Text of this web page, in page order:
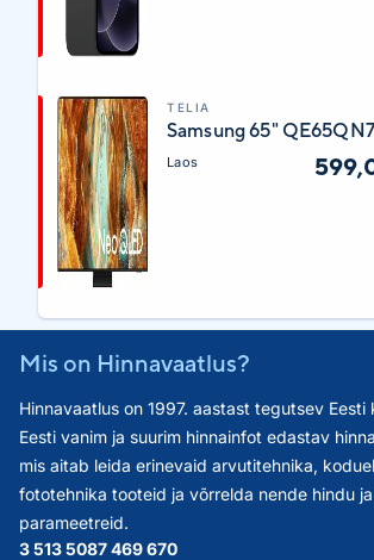
TELIA
Samsung 65"
Laos
Mis on Hinnavaatlus?
Hinnavaatlus on 1997. aastast tegutsev Eesti
Eesti vanim ja suurim hinnainfot edastav
mis aitab leida erinevaid arvutitehnika,
fototehnika tooteid ja võrrelda nende hindu
parameetreid.
3 513 5087 469 670